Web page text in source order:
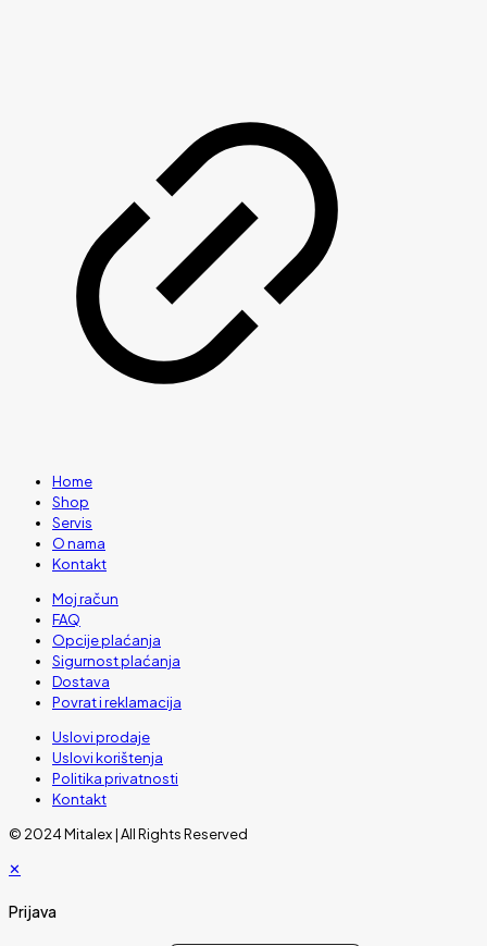
Home
Shop
Servis
O nama
Kontakt
Moj račun
FAQ
Opcije plaćanja
Sigurnost plaćanja
Dostava
Povrat i reklamacija
Uslovi prodaje
Uslovi korištenja
Politika privatnosti
Kontakt
© 2024 Mitalex | All Rights Reserved
✕
Prijava